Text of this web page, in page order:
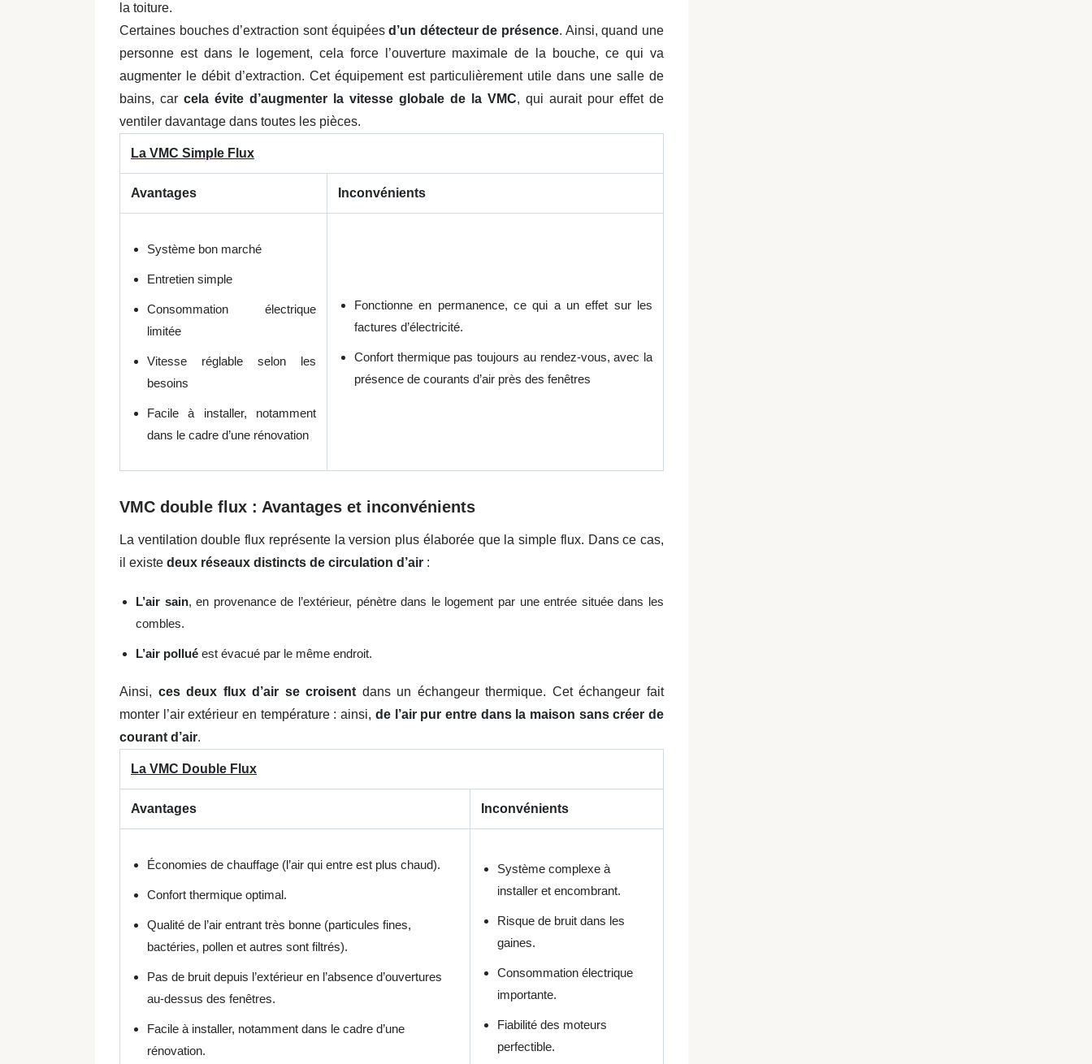
la toiture.
Certaines bouches d’extraction sont équipéesd’un détecteur de présence. Ainsi, quand une
personne est dans le logement, cela force l’ouverture maximale de la bouche, ce qui va
augmenter le débit d’extraction. Cet équipement est particulièrement utile dans une salle de
bains, car cela évite d’augmenter la vitesse globale de la VMC, qui aurait pour effet de
ventiler davantage dans toutes les pièces.
La VMC Simple Flux
Avantages Inconvénients
Système bon marché
Entretien simple
Consommation électrique
limitée
Vitesse réglable selon les
besoins
Facile à installer, notamment
dans le cadre d’une rénovation
Fonctionne en permanence, ce qui a un effet sur les
factures d’électricité.
Confort thermique pas toujours au rendez-vous, avec la
présence de courants d’air près des fenêtres
VMC double flux : Avantages et inconvénients
La ventilation double flux représente la version plus élaborée que la simple flux. Dans ce cas,
il existe deux réseaux distincts de circulation d’air :
L’air sain, en provenance de l’extérieur, pénètre dans le logement par une entrée située dans les
combles.
L’air pollué est évacué par le même endroit.
Ainsi, ces deux flux d’air se croisent dans un échangeur thermique. Cet échangeur fait
monter l’air extérieur en température : ainsi, de l’air pur entre dans la maison sans créer de
courant d’air.
La VMC Double Flux
Avantages Inconvénients
Économies de chauffage (l’air qui entre est plus chaud).
Confort thermique optimal.
Qualité de l’air entrant très bonne (particules fines,
bactéries, pollen et autres sont filtrés).
Pas de bruit depuis l’extérieur en l’absence d’ouvertures
au-dessus des fenêtres.
Facile à installer, notamment dans le cadre d’une
rénovation.
Système complexe à
installer et encombrant.
Risque de bruit dans les
gaines.
Consommation électrique
importante.
Fiabilité des moteurs
perfectible.